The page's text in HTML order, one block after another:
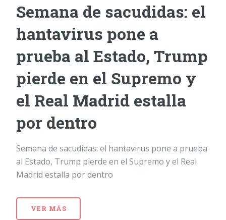
Semana de sacudidas: el
hantavirus pone a
prueba al Estado, Trump
pierde en el Supremo y
el Real Madrid estalla
por dentro
Semana de sacudidas: el hantavirus pone a prueba
al Estado, Trump pierde en el Supremo y el Real
Madrid estalla por dentro
VER MÁS